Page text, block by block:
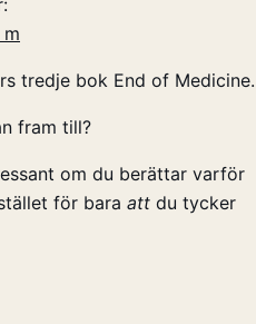
tredje bok End of Medicine.
fram till?
om du berättar varför
för bara att du tycker